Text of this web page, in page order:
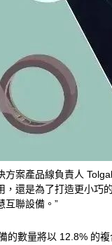
案產品線負責人
，還是為了打造更小
互聯設備。”
的數量將以 12.8% 的